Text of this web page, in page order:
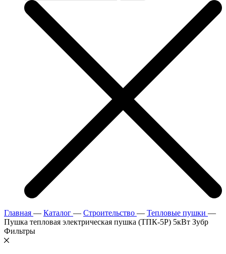
Главная — Каталог — Строительство — Тепловые пушки —
Пушка тепловая электрическая пушка (ТПК-5Р) 5кВт Зубр
Фильтры